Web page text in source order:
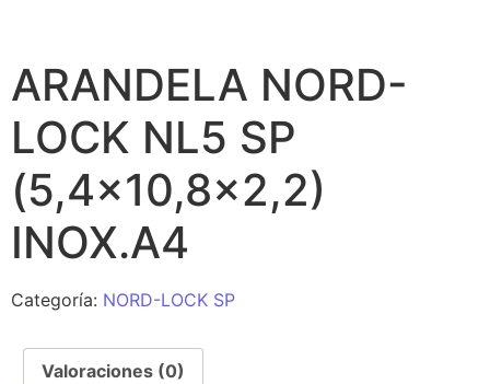
ARANDELA NORD-
LOCK NL5 SP
(5,4×10,8×2,2)
INOX.A4
Categoría: NORD-LOCK SP
Valoraciones (0)